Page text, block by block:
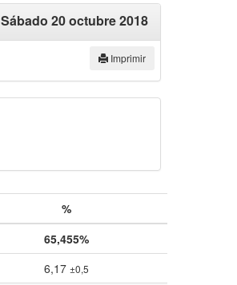
Sábado 20 octubre 2018
Imprimir
%
65,455%
6,17 ±0,5